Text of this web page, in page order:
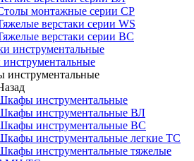
монтажные серии СР
верстаки серии WS
верстаки серии ВС
инструментальные
инструментальные
инструментальные ВЛ
инструментальные ВС
инструментальные легкие ТС
инструментальные тяжелые